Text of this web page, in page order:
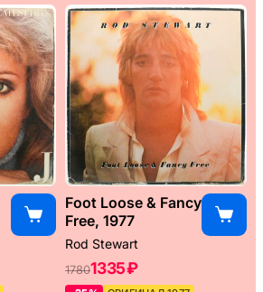
Foot Loose & Fancy
Free, 1977
Rod Stewart
17801335 ₽